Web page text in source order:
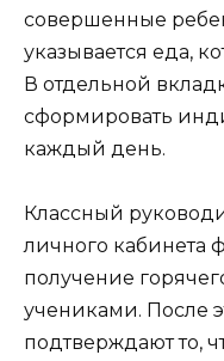
совершенные
указывается еда,
В отдельной
сформировать
каждый день.
Классный
личного кабинета
получение
учениками. После
подтверждают то,